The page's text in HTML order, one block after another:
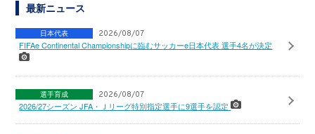
最新ニュース
日本代表 2026/08/07
FIFAe Continental Championshipに臨むサッカーe日本代表 選手4名が決定
選手育成 2026/08/07
2026/27シーズン JFA・Ｊリーグ特別指定選手に9選手を認定